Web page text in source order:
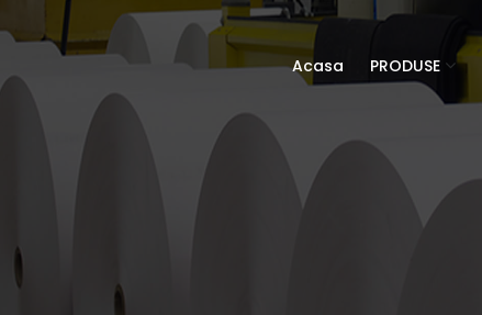
Acasa PRODUSE